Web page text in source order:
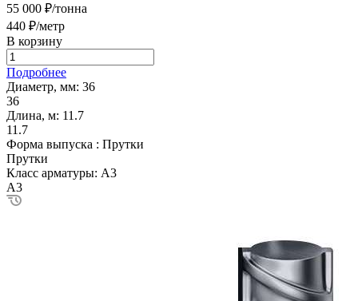
55 000 ₽/тонна
440 ₽/метр
В корзину
Подробнее
Диаметр, мм: 36
36
Длина, м: 11.7
11.7
Форма выпуска : Прутки
Прутки
Класс арматуры: А3
А3